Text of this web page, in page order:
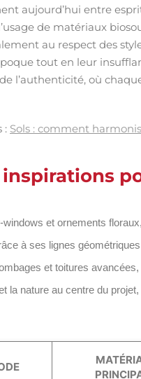
aujourd’hui entre
de matériaux
au respect des
tout en leur
l’authenticité, où
: Sols : comment
inspirations
et ornements
à ses lignes
et toitures
la nature au centre du